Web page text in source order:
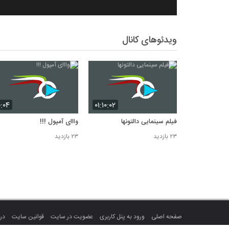
ویدئوهای کانال
۰۱:۱۰:۰۲
فیلم سینمایی دالتونها
۲۳ بازدید
وااای آمپول !!!
۲۳ بازدید
صفحه اصلی ورود به پنل کاربری عضویت در سایت قوانین سایت